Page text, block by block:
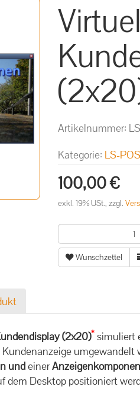
Artikelnummer:
Kategorie: LS-
100,00 €
exkl. 19% USt., zzgl.
Wunschzettel
(2x20)*simuliert
undeiner
dem Desktop positioniert